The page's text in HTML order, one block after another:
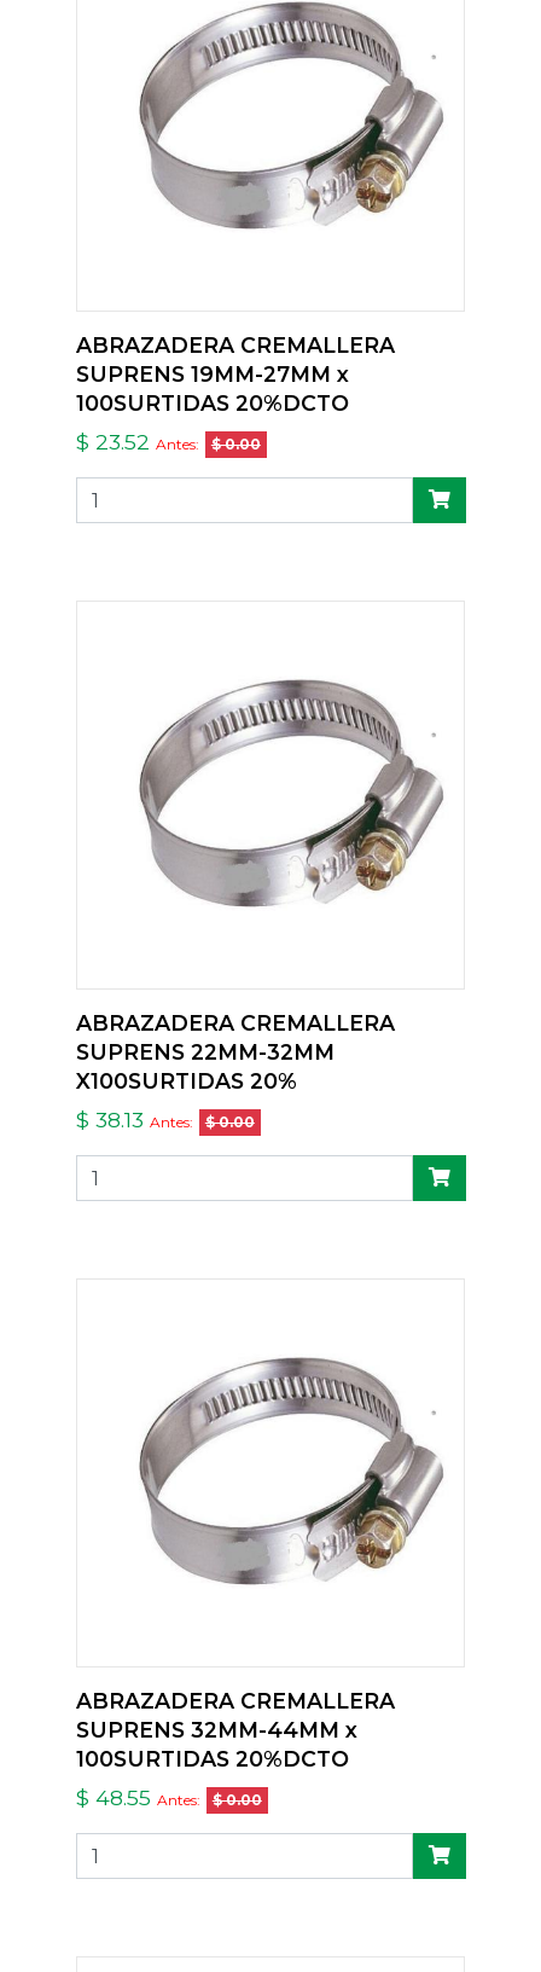
ABRAZADERA CREMALLERA
SUPRENS 19MM-27MM x
100SURTIDAS 20%DCTO
$ 23.52 Antes: $ 0.00
ABRAZADERA CREMALLERA
SUPRENS 22MM-32MM
X100SURTIDAS 20%
$ 38.13 Antes: $ 0.00
ABRAZADERA CREMALLERA
SUPRENS 32MM-44MM x
100SURTIDAS 20%DCTO
$ 48.55 Antes: $ 0.00